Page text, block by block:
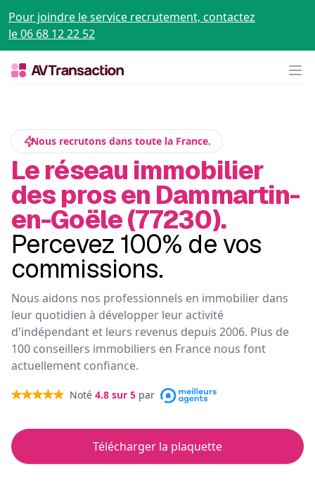
Pour joindre le service recrutement, contactez
le 06 68 12 22 52
Nous recrutons dans toute la France.
Le réseau immobilier
des pros en Dammartin-
en-Goële (77230).
Percevez 100% de vos
commissions.
Nous aidons nos professionnels en immobilier dans
leur quotidien à développer leur activité
d'indépendant et leurs revenus depuis 2006. Plus de
100 conseillers immobiliers en France nous font
actuellement confiance.
Noté 4.8 sur 5 par
Télécharger la plaquette